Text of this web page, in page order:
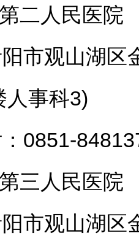
二人民医院
市观山湖区
人事科3)
三人民医院
市观山湖区